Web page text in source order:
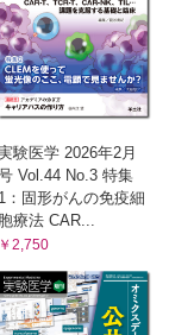
ん薬物応答【芳
―トランスオミ
明【幡野 敦，
用【岩田通
効能と副作用を
で薬のメカニズ
験医学 2026年2月
Vol.44 No.3 特集
1：固形がんの免疫細
胞療法 CAR...
￥2,750